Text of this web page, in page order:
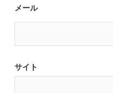
メール
サイト